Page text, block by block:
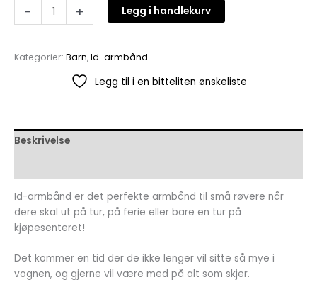
- + Legg i handlekurv
Kategorier: Barn,Id-armbånd
Legg til i en bitteliten ønskeliste
Beskrivelse
Id-armbånd er det perfekte armbånd til små røvere når
dere skal ut på tur, på ferie eller bare en tur på
kjøpesenteret!
Det kommer en tid der de ikke lenger vil sitte så mye i
vognen, og gjerne vil være med på alt som skjer.